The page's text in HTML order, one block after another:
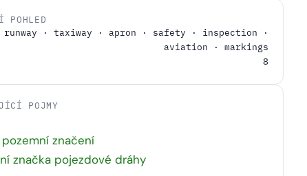
POHLED
runway · taxiway · apron · safety · inspection ·
aviation · markings
8
POJMY
značení
značka pojezdové dráhy